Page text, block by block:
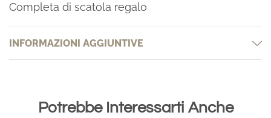
Completa di scatola regalo
INFORMAZIONI AGGIUNTIVE
Potrebbe Interessarti Anche